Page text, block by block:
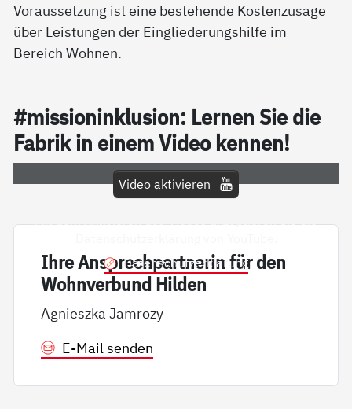
Voraussetzung ist eine bestehende Kostenzusage
über Leistungen der Eingliederungshilfe im
Bereich Wohnen.
#mis­sion­in­k­lu­si­on: Ler­nen Sie die
Fa­brik in ei­nem Vi­deo ken­nen!
Video aktivieren
Datenschutzerklärung
Ih­re An­sp­rech­part­ne­rin für den
Wohn­ver­bund Hil­den
Agnieszka Jamrozy
E-Mail senden